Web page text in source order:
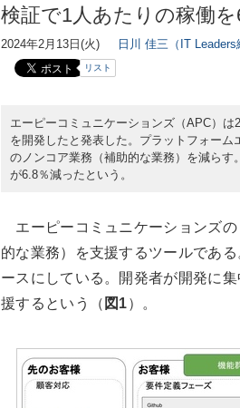
検証で1人あたりの稼働を
2024年2月13日(火) 日川 佳三（IT Leaders
リスト
エーピーコミュニケーションズ（APC）は
を開発したと発表した。プラットフォー
のノンコア業務（補助的な業務）を減ら
が6.8％減ったという。
エーピーコミュニケーションズ
的な業務）を支援するツールであ
ースにしている。開発者が開発に
援するという（ 図1）。